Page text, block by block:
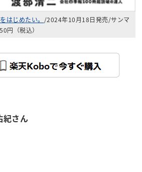
はじめたい。 /2024年10月18日発売/サンマ
円（税込）
さん